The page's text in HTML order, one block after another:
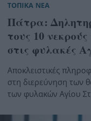
ΤΟΠΙΚΑ ΝΕΑ
Πάτρα:
τους 10
στις φυλακές
Αποκλειστικές
στη διερεύνηση των
των φυλακών Αγίου